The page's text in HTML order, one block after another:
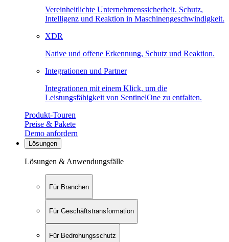
Vereinheitlichte Unternehmenssicherheit. Schutz,
Intelligenz und Reaktion in Maschinen­geschwindigkeit.
XDR
Native und offene Erkennung, Schutz und Reaktion.
Integrationen und Partner
Integrationen mit einem Klick, um die
Leistungsfähigkeit von SentinelOne zu entfalten.
Produkt-Touren
Preise & Pakete
Demo anfordern
Lösungen
Lösungen & Anwendungsfälle
Für Branchen
Für Geschäftstransformation
Für Bedrohungsschutz